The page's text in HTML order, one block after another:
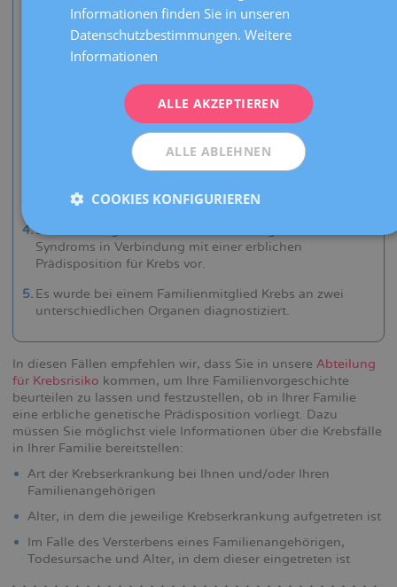
eine Krebserkrankung des gleichen Organs
diagnostiziert wurde.
Sie haben zwei oder mehr Familienangehörige ersten
als gewöhnlich eine Krebserkrankung diagnostiziert
wurde. Zum Beispiel, Brustkrebs vor dem 40.
Lebensjahr, Darmkrebs vor dem 50. Lebensjahr oder
Prostatakrebs vor dem 60. Lebensjahr.
Der Krebs hat beidseitig zwei Organe eines
Brüste oder beide Nieren.
Bei Ihnen liegt eine bekannte Familiengeschichte eines
Syndroms in Verbindung mit einer erblichen
Prädisposition für Krebs vor.
Es wurde bei einem Familienmitglied Krebs an zwei
unterschiedlichen Organen diagnostiziert.
In diesen Fällen empfehlen wir, dass Sie in unsere Abteilung
für Krebsrisiko kommen, um Ihre Familienvorgeschichte
beurteilen zu lassen und festzustellen, ob in Ihrer Familie
eine erbliche genetische Prädisposition vorliegt. Dazu
müssen Sie möglichst viele Informationen über die Krebsfälle
in Ihrer Familie bereitstellen:
Art der Krebserkrankung bei Ihnen und/oder Ihren
Familienangehörigen
Alter, in dem die jeweilige Krebserkrankung aufgetreten ist
Im Falle des Versterbens eines Familienangehörigen,
Todesursache und Alter, in dem dieser eingetreten ist
Informationen finden Sie in unseren
Datenschutzbestimmungen. Weitere
Informationen
ALLE AKZEPTIEREN
ALLE ABLEHNEN
COOKIES KONFIGURIEREN